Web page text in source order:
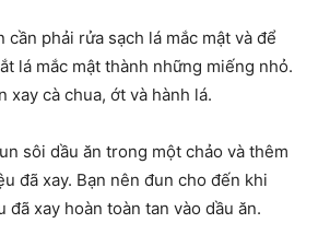
cần phải rửa sạch lá mắc mật và để
lá mắc mật thành những miếng nhỏ.
xay cà chua, ớt và hành lá.
sôi dầu ăn trong một chảo và thêm
đã xay. Bạn nên đun cho đến khi
đã xay hoàn toàn tan vào dầu ăn.